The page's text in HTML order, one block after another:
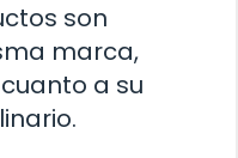
son
marca,
a su